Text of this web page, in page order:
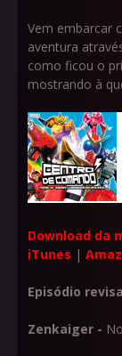
Vem embarcar
aventura
como ficou o
mostrando à
Download da
iTunes |
Episódio
Zenkaiger -